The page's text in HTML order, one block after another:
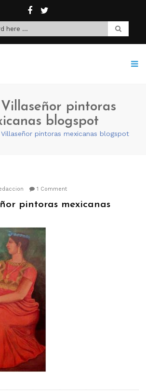
pintoras
blogspot
pintoras mexicanas blogspot
1 Comment
pintoras mexicanas